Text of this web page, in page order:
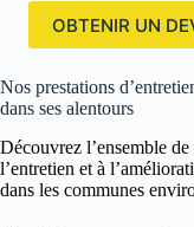
OBTENIR UN
Nos prestations
dans ses alentours
Découvrez l’ensemble
l’entretien et à
dans les communes